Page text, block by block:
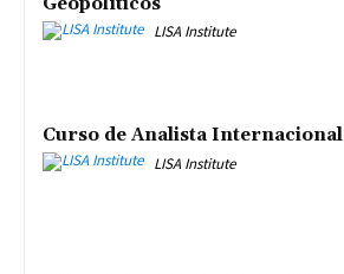
LISA Institute
Curso de Analista Internacional
LISA Institute